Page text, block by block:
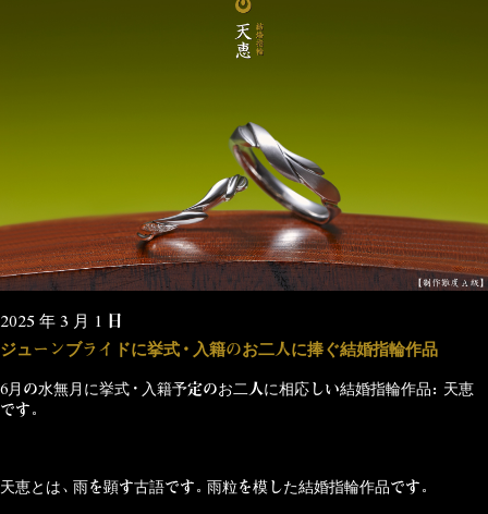
2025 年 3 月 1 日
ジューンブライドに挙式・入籍のお二人に捧ぐ結婚指輪作品
6月の水無月 に挙式・入籍予定のお二人に相応しい結婚指輪作品：天恵
です。
天恵とは、雨を顕す古語です。雨粒を模した結婚指輪作品です。